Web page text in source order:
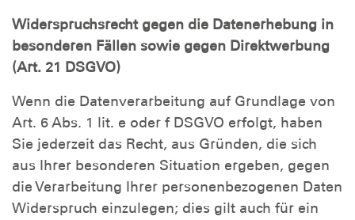
Widerspruchsrecht gegen die Datenerhebung in
besonderen Fällen sowie gegen Direktwerbung
(Art. 21 DSGVO)
Wenn die Datenverarbeitung auf Grundlage von
Art. 6 Abs. 1 lit. e oder f DSGVO erfolgt, haben
Sie jederzeit das Recht, aus Gründen, die sich
aus Ihrer besonderen Situation ergeben, gegen
die Verarbeitung Ihrer personenbezogenen Daten
Widerspruch einzulegen; dies gilt auch für ein